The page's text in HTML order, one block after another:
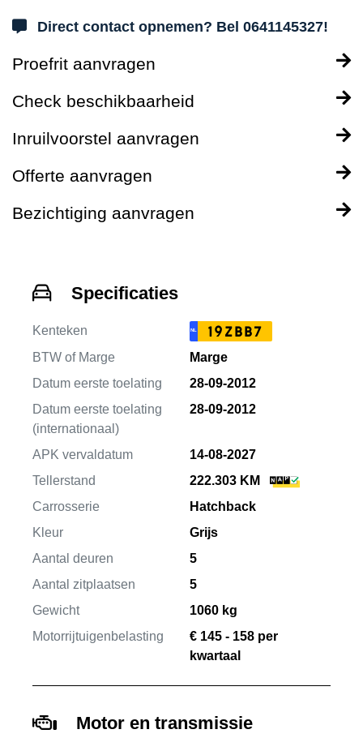
Direct contact opnemen? Bel 0641145327!
Proefrit aanvragen
Check beschikbaarheid
Inruilvoorstel aanvragen
Offerte aanvragen
Bezichtiging aanvragen
Specificaties
Kenteken NL 19ZBB7
BTW of Marge
Marge
Datum eerste toelating
28-09-2012
Datum eerste toelating
(internationaal)
28-09-2012
APK vervaldatum
14-08-2027
Tellerstand
222.303 KM
Carrosserie
Hatchback
Kleur
Grijs
Aantal deuren
5
Aantal zitplaatsen
5
Gewicht
1060 kg
Motorrijtuigenbelasting
€ 145 - 158 per
kwartaal
Motor en transmissie